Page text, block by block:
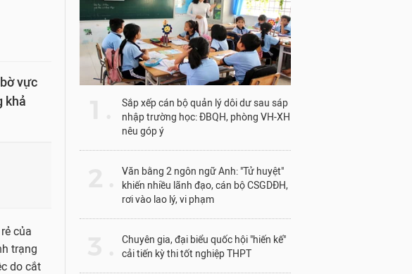
vực
khả
của
trạng
do cắt
Sắp xếp cán bộ quản lý dôi dư sau sáp
nhập trường học: ĐBQH, phòng VH-XH
nêu góp ý
Văn bằng 2 ngôn ngữ Anh: "Tử huyệt"
khiến nhiều lãnh đạo, cán bộ CSGDĐH,
rơi vào lao lý, vi phạm
Chuyên gia, đại biểu quốc hội "hiến kế"
cải tiến kỳ thi tốt nghiệp THPT